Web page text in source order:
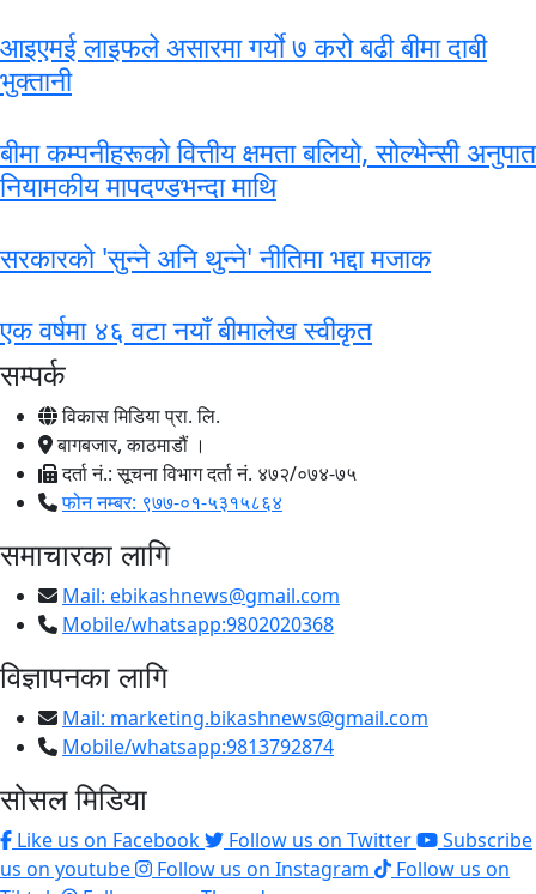
आइएमई लाइफले असारमा गर्याे ७ करो बढी बीमा दाबी
भुक्तानी
बीमा कम्पनीहरूको वित्तीय क्षमता बलियो, सोल्भेन्सी अनुपात
नियामकीय मापदण्डभन्दा माथि
सरकारकाे 'सुन्ने अनि थुन्ने' नीतिमा भद्दा मजाक
एक वर्षमा ४६ वटा नयाँ बीमालेख स्वीकृत
सम्पर्क
विकास मिडिया प्रा. लि.
बागबजार, काठमाडौं ।
दर्ता नं.: सूचना विभाग दर्ता नं. ४७२/०७४-७५
फोन नम्बर: ९७७-०१-५३१५८६४
समाचारका लागि
Mail: ebikashnews@gmail.com
Mobile/whatsapp:9802020368
विज्ञापनका लागि
Mail: marketing.bikashnews@gmail.com
Mobile/whatsapp:9813792874
सोसल मिडिया
Like us on Facebook Follow us on Twitter
Subscribe
us on youtube
Follow us on Instagram
Follow us on